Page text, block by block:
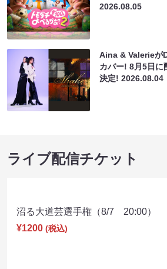
2026.08.05
Aina & Valerieが
カバー! 8月5日に
決定!2026.08.04
ライブ配信チケット
沼る大道芸選手権（8/7 20:00）
¥1200 (税込)